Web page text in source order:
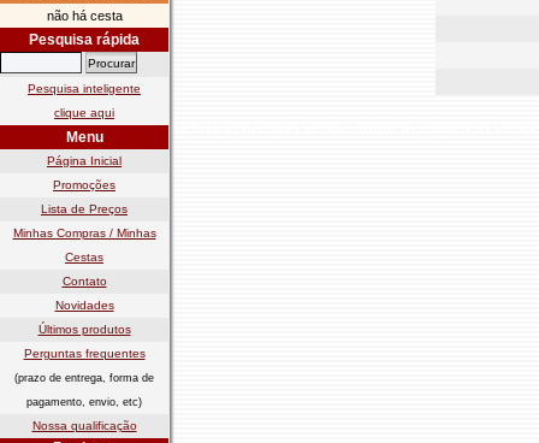
não há cesta
Pesquisa rápida
Pesquisa inteligente
clique aqui
Menu
Página Inicial
Promoções
Lista de Preços
Minhas Compras / Minhas
Cestas
Contato
Novidades
Últimos produtos
Perguntas frequentes
(prazo de entrega, forma de
pagamento, envio, etc)
Nossa qualificação